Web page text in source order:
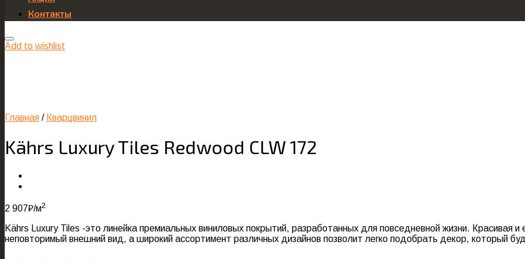
Контакты
Add to wishlist
Главная / Кварцвинил
Kährs Luxury Tiles Redwood CLW 172
2 907₽/м2
Kährs Luxury Tiles -это линейка премиальных виниловых покрытий, разработанных для повседневной жизни. Красивая
неповторимый внешний вид, а широкий ассортимент различных дизайнов позволит легко подобрать декор, который